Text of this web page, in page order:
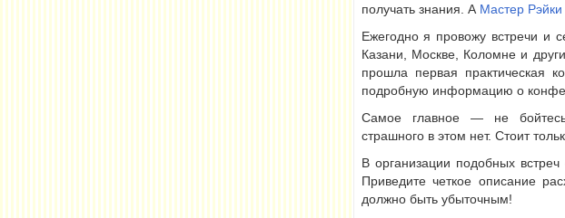
получать знания. А Мастер Рэйки
Ежегодно я провожу встречи и
Казани, Москве, Коломне и
прошла первая
подробную информацию о
Самое главное — не бойтесь
страшного в этом нет. Стоит
В организации подобных
Приведите четкое описание
должно быть убыточным!